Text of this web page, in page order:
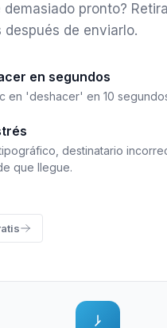
demasiado pronto?
después de enviarlo.
en segundos
en 'deshacer' en 10
destinatario
que llegue.